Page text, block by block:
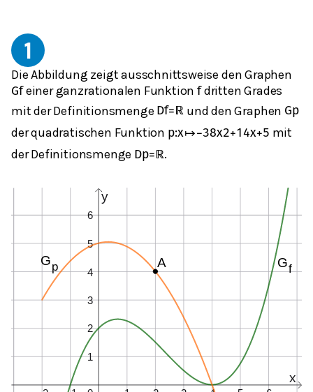
1
Die Abbildung zeigt ausschnittsweise den Graphen
Gfeiner ganzrationalen Funktionfdritten Grades
mit der Definitionsmenge Df= ℝ und den Graphen Gp
der quadratischen Funktion p:x↦−38x2+1 4x+5 mit
der Definitionsmenge Dp= ℝ.